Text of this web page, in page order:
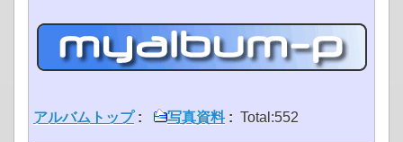
アルバムトップ: 写真資料: Total:552